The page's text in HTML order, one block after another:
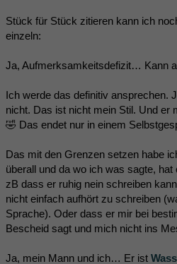
Stück für Stück zitieren kann ich
einzeln:
Ja, Aufmerksamkeitsdefizit… Kann
Ich werde das definitiv ansprechen.
nicht. Das ist nicht mein Stil. Und er
🤣 Das endet nur in einem
Das mit den Grenzen setzen habe
überall und da wo ich was sagte,
zB dass er ruhig nein schreiben
nicht einfach aufhört zu schreiben
Sprache). Oder dass er mir bei
Bescheid sagt und mich nicht ins
Ja, mein Mann und ich… Er ist